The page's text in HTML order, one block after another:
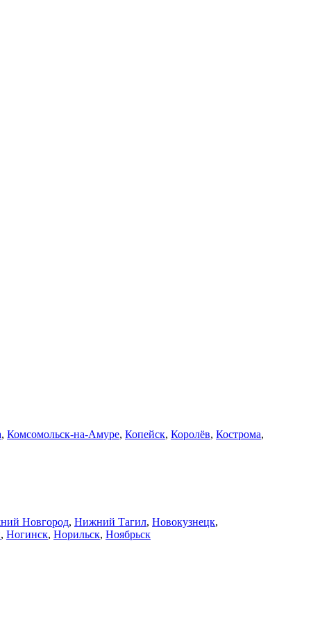
, Комсомольск-на-Амуре, Копейск, Королёв, Кострома,
Новгород, Нижний Тагил, Новокузнецк,
, Ногинск, Норильск, Ноябрьск